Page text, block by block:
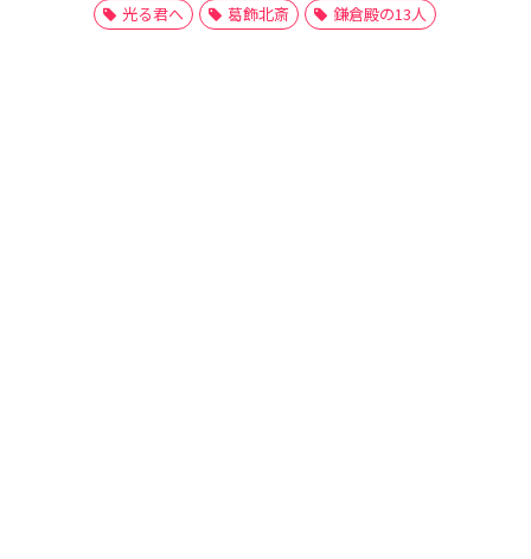
光る君へ
葛飾北斎 鎌倉殿の13人